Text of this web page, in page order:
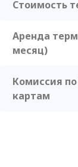
Стоимость
Аренда
месяц)
Комиссия
картам